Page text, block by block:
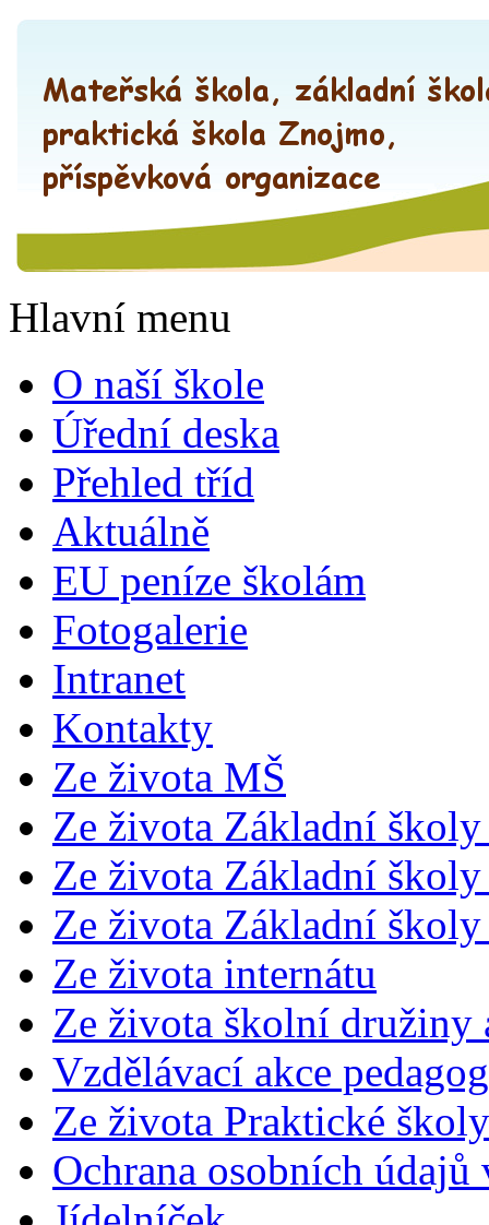
Hlavní menu
O naší škole
Úřední deska
Přehled tříd
Aktuálně
EU peníze školám
Fotogalerie
Intranet
Kontakty
Ze života MŠ
Ze života Základní
Ze života Základní
Ze života Základní
Ze života internátu
Ze života školní družiny
Vzdělávací akce
Ze života Praktické školy
Ochrana osobních údajů